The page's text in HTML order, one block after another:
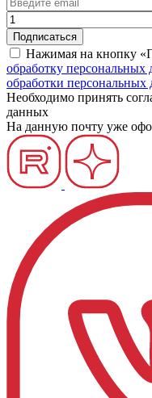
Нажимая на кнопку
обработку персональных
обработки персональных
Необходимо принять
данных
На данную почту уже